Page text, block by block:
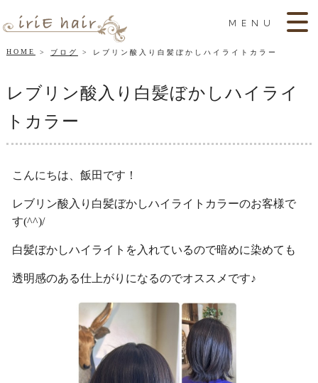
MENU
HOME ブログ レブリン酸入り白髪ぼかしハイライトカラー
レブリン酸入り白髪ぼかしハイライ
トカラー
こんにちは、飯田です！
レブリン酸入り白髪ぼかしハイライトカラーのお客様で
す(^^)/
白髪ぼかしハイライトを入れているので暗めに染めても
透明感のある仕上がりになるのでオススメです♪